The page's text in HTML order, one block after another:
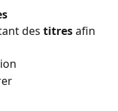
des titres afin